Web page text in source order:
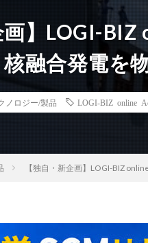
画】LOGI-
核融合発電を
ノロジー/製品 LOGI-BIZ online
【独自・新企画】LOGI-BIZ